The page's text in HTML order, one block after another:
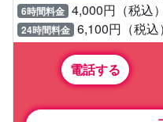
6時間料金 4,000円（税込）
24時間料金 6,100円（税込）
電話する